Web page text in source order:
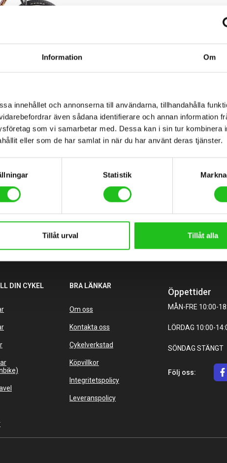
Information Om
innehållet och annonserna till användarna, tillhandahålla
även sådana identifierare och annan information
som vi samarbetar med. Dessa kan i sin tur kombinera
eller som de har samlat in när du har använt deras tjänster.
Statistik
Tillåt urval Tillåt alla
2026
DIN CYKEL BRA LÄNKAR
Om oss
Kontakta oss
Cykelverkstad
Köpvillkor
Integritetspolicy
Leveranspolicy
Öppettider
MÅN-FRE 10:00-
LÖRDAG 10:00-
SÖNDAG STÄNGT
Följ oss: